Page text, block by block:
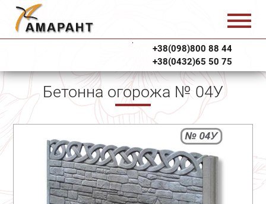
+38(098)800 88 44
+38(0432)65 50 75
Бетонна огорожа № 04У